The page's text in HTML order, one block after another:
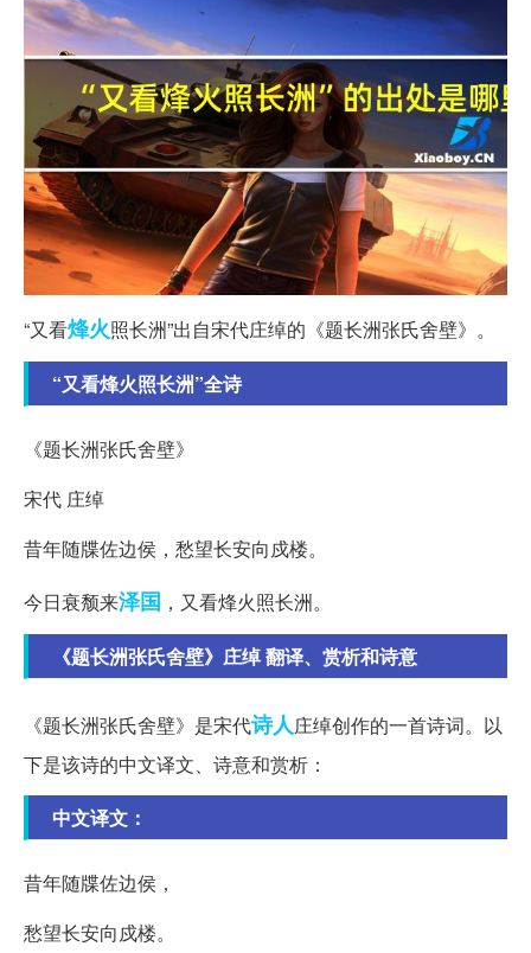
“又看烽火照长洲”出自宋代庄绰的《题长洲张氏舍壁》。
“又看烽火照长洲”全诗
《题长洲张氏舍壁》
宋代 庄绰
昔年随牒佐边侯，愁望长安向戍楼。
今日衰颓来泽国 ，又看烽火照长洲。
《题长洲张氏舍壁》庄绰 翻译、赏析和诗意
《题长洲张氏舍壁》是宋代诗人庄绰创作的一首诗词。以
下是该诗的中文译文、诗意和赏析：
中文译文：
昔年随牒佐边侯，
愁望长安向戍楼。